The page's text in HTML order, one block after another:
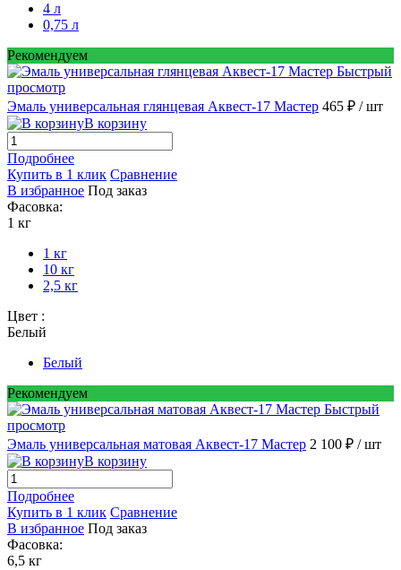
4 л
0,75 л
Рекомендуем
Быстрый
просмотр
Эмаль универсальная глянцевая Аквест-17 Мастер 465 ₽ / шт
В корзину
Подробнее
Купить в 1 клик Сравнение
В избранное Под заказ
Фасовка:
1 кг
1 кг
10 кг
2,5 кг
Цвет :
Белый
Белый
Рекомендуем
Быстрый
просмотр
Эмаль универсальная матовая Аквест-17 Мастер 2 100 ₽ / шт
В корзину
Подробнее
Купить в 1 клик Сравнение
В избранное Под заказ
Фасовка:
6,5 кг